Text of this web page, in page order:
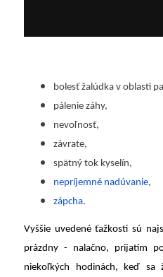
bolesť žalúdka v oblasti
pálenie záhy,
nevoľnosť,
závrate,
spätný tok kyselín,
nepríjemné nadúvanie,
zápcha.
Vyššie uvedené ťažkosti sú
prázdny - nalačno, prijatím
niekoľkých hodinách, keď sa